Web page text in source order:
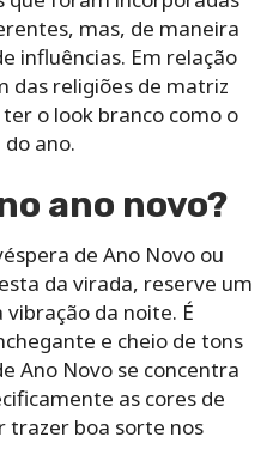
mas, de maneira
influências. Em relação
das religiões de matriz
o look branco como o
ano.
ano novo?
de Ano Novo ou
da virada, reserve um
da noite. É
e cheio de tons
Ano Novo se concentra
as cores de
trazer boa sorte nos